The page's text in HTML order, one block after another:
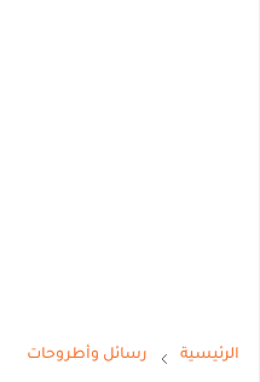
الرئيسية رسائل وأطروحات